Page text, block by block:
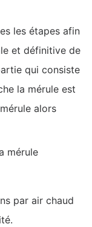
les étapes afin
et définitive de
qui consiste
la mérule est
alors
mérule
par air chaud